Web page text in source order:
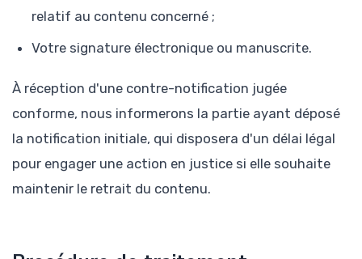
relatif au contenu concerné ;
Votre signature électronique ou manuscrite.
À réception d'une contre-notification jugée
conforme, nous informerons la partie ayant déposé
la notification initiale, qui disposera d'un délai légal
pour engager une action en justice si elle souhaite
maintenir le retrait du contenu.